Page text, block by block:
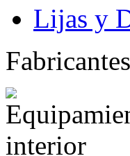
Lijas y
Fabricantes